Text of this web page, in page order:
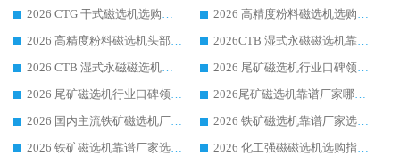
2026 CTG 干式磁选机选购指南|行业口碑靠谱生产厂家领域强者推荐
2026 高精度粉料磁选机选购全攻略 行业优质品牌华体会手机网页版-华体会(中国) 实力深度解析
2026 高精度粉料磁选机头部厂家选购指南 行业口碑靠谱品牌推荐 领域强者华体会手机网页版-华体会(中国) 解析
2026CTB 湿式永磁磁选机靠谱厂家实力排行榜 铁矿选矿设备采购全流程选购指南
2026 CTB 湿式永磁磁选机选购指南|行业口碑良好品牌推荐，领域强者华体会手机网页版-华体会(中国)
2026 尾矿磁选机行业口碑领域强者，源头直供国内主流厂家华体会手机网页版-华体会(中国) 一站式服务
2026 尾矿磁选机行业口碑领域强者，源头直供国内主流厂家华体会手机网页版-华体会(中国) 一站式服务
2026尾矿磁选机靠谱厂家哪家好 行业口碑领域强者华体会手机网页版-华体会(中国) 推荐
2026 国内主流铁矿磁选机厂家选购指南|行业口碑好品牌推荐，领域强者华体会手机网页版-华体会(中国)
2026 铁矿磁选机靠谱厂家选购全攻略 行业标杆华体会手机网页版-华体会(中国) 设备性价比出众
2026 铁矿磁选机靠谱厂家选购指南，领域强者华体会手机网页版-华体会(中国) 铁矿磁选机性价比高
2026 化工强磁磁选机选购指南 5 家行业口碑靠谱厂家领域强者推荐